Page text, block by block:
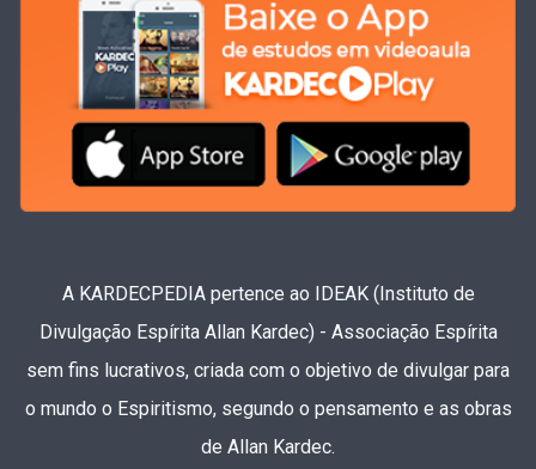
A KARDECPEDIA pertence ao IDEAK (Instituto de
Divulgação Espírita Allan Kardec) - Associação Espírita
sem fins lucrativos, criada com o objetivo de divulgar para
o mundo o Espiritismo, segundo o pensamento e as obras
de Allan Kardec.